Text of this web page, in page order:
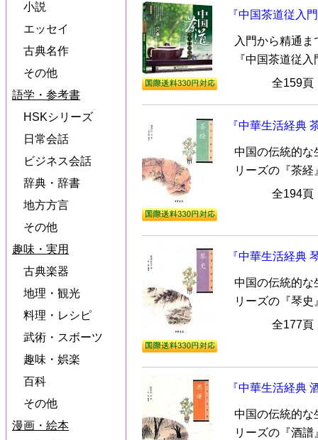
小説
エッセイ
古典名作
その他
語学・参考書
HSKシリーズ
日常会話
ビジネス会話
辞典・辞書
地方方言
その他
趣味・実用
古典楽器
地理・観光
料理・レシピ
武術・スボーツ
趣味・娯楽
百科
その他
漫画・絵本
『中国茶道従入
入門から精通
『中国茶道従
全159
『中華生活経典
中国の伝統的な
リーズの『茶
全194
『中華生活経典
中国の伝統的な
リーズの『琴
全177
『中華生活経典
中国の伝統的な
リーズの『酒譜